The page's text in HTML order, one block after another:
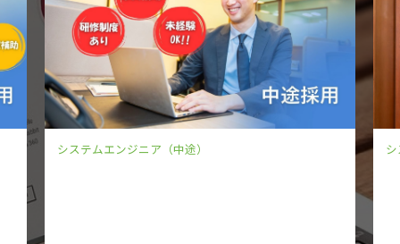
システムエンジニア（新卒）